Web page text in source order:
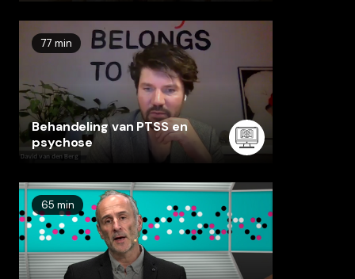
77 min
Behandeling van PTSS en
psychose
65 min